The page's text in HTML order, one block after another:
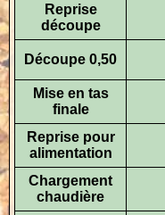
Reprise
découpe
Découpe 0,50
Mise en tas
finale
Reprise pour
alimentation
Chargement
chaudière